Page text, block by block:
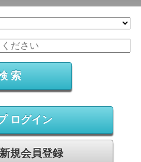
ログイン
規会員登録